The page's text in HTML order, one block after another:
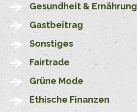
Gesundheit & Ernährung
Gastbeitrag
Sonstiges
Fairtrade
Grüne Mode
Ethische Finanzen